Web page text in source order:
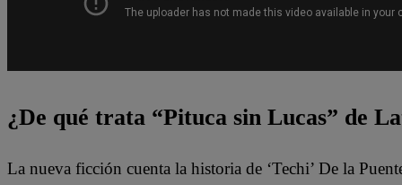
¿De qué trata “Pituca sin Lucas” de
La nueva ficción cuenta la historia de ‘Techi’ De la